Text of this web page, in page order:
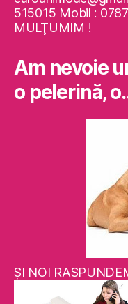
515015 Mobil :
MULŢUMIM !
Am nevoie
o pelerină,
ŞI NOI